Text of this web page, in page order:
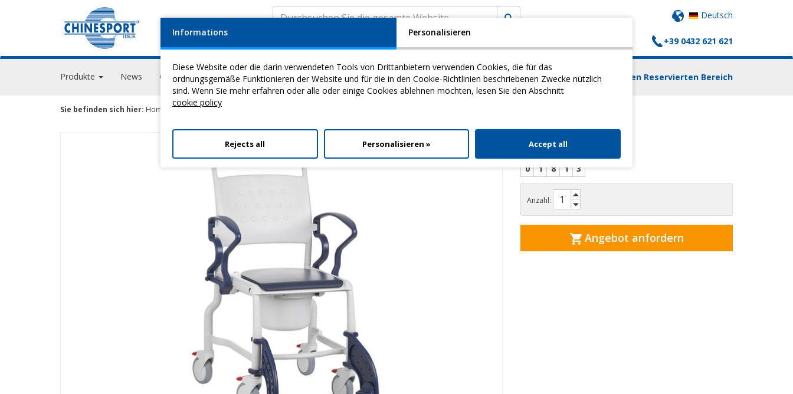
Deutsch
+39 0432 621 621
Produkte News Geschehen GPS Academy Video Download Einloggen Reservierten Bereich
Sie befinden sich hier: Home >Hygiene Und Antidekubitus
BONN
0 1 8 1 3
Anzahl:
Angebot anfordern
Informations Personalisieren
Diese Website oder die darin verwendeten Tools von Drittanbietern verwenden Cookies, die für das
ordnungsgemäße Funktionieren der Website und für die in den Cookie-Richtlinien beschriebenen Zwecke nützlich
sind. Wenn Sie mehr erfahren oder alle oder einige Cookies ablehnen möchten, lesen Sie den Abschnitt
cookie policy
Rejects all Personalisieren » Accept all